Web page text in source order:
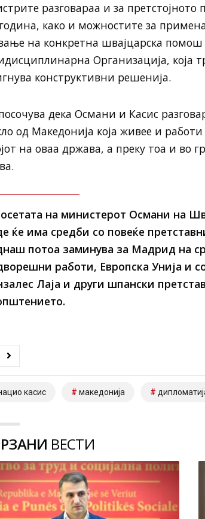
разговараа и за претстојното
како и можностите за
на конкретна швајцарска помош
Организација, која
конструктивни решенија.
дека Османи и Касис
од Македонија која живее и
на оваа држава, а преку тоа и во
на министерот Османи на
ќе има средби со повеќе
потоа заминува за Мадрид на
работи, Европска Унија и
Лаја и други шпански
касис македонија
ВЕСТИ